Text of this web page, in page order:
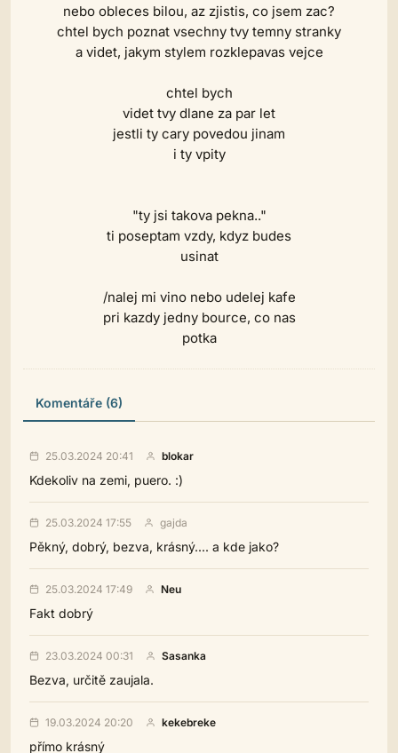
nebo obleces bilou, az zjistis, co jsem zac?
chtel bych poznat vsechny tvy temny stranky
a videt, jakym stylem rozklepavas vejce
chtel bych
videt tvy dlane za par let
jestli ty cary povedou jinam
i ty vpity
"ty jsi takova pekna.."
ti poseptam vzdy, kdyz budes
usinat
/nalej mi vino nebo udelej kafe
pri kazdy jedny bource, co nas
potka
Komentáře (6)
25.03.2024 20:41 blokar
Kdekoliv na zemi, puero. :)
25.03.2024 17:55 gajda
Pěkný, dobrý, bezva, krásný.... a kde jako?
25.03.2024 17:49 Neu
Fakt dobrý
23.03.2024 00:31 Sasanka
Bezva, určitě zaujala.
19.03.2024 20:20 kekebreke
přímo krásný